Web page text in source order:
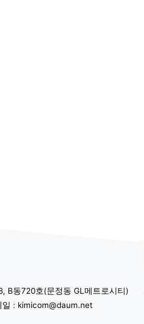
B동720호(문정동 GL메트로시티)
일 : kimicom@daum.net